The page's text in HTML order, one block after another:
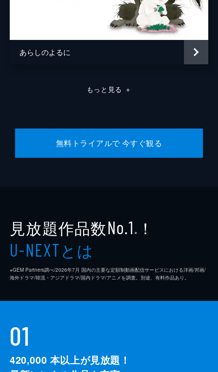
あらしのよるに
もっと見る ＋
無料トライアルで 今すぐ観る
見放題作品数No.1 ※ ！
U-NEXTとは
※GEM Partners調べ/2026年7⽉ 国内の主要な定額制動画配信サービスにおける洋画/邦画/
海外ドラマ/韓流・アジアドラマ/国内ドラマ/アニメを調査。別途、有料作品あり。
01
420,000 本以上が見放題！